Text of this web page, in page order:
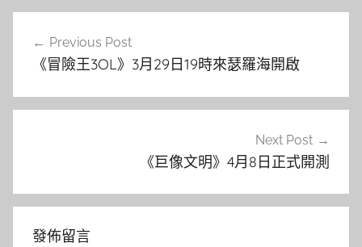
覽
Previous Post
《冒險王3OL》3月29日19時來瑟羅海開啟
Next Post
《巨像文明》4月8日正式開測
發佈留言